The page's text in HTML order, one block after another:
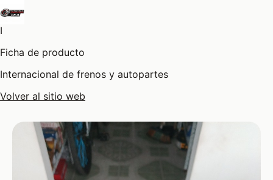
I
Ficha de producto
Internacional de frenos y autopartes
Volver al sitio web